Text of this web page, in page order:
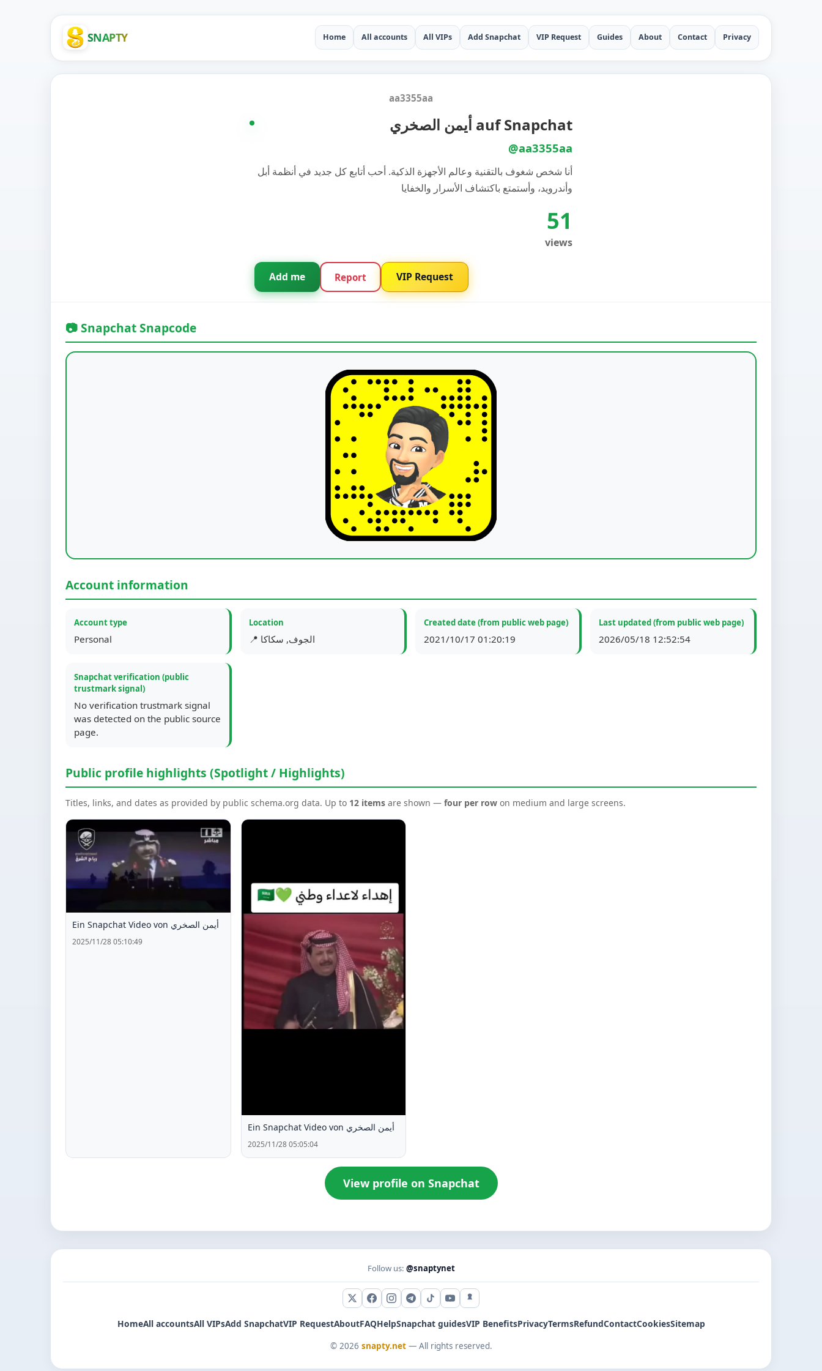
SNAPTY Home All accounts All VIPs Add Snapchat VIP Request Guides About Contact Privacy
aa3355aa
أيمن الصخري auf Snapchat
@aa3355aa
أنا شخص شغوف بالتقنية وعالم الأجهزة الذكية. أحب أتابع كل جديد في أنظمة أبل
وأندرويد، وأستمتع باكتشاف الأسرار والخفايا
51
views
Add me Report VIP Request
📷 Snapchat Snapcode
Account information
Account type
Personal
Location
📍 الجوف, سكاكا
Created date (from public web page)
2021/10/17 01:20:19
Last updated (from public web page)
2026/05/18 12:52:54
Snapchat verification (public
trustmark signal)
No verification trustmark signal
was detected on the public source
page.
Public profile highlights (Spotlight / Highlights)
Titles, links, and dates as provided by public schema.org data. Up to 12 items are shown — four per row on medium and large screens.
Ein Snapchat Video von أيمن الصخري
2025/11/28 05:10:49
Ein Snapchat Video von أيمن الصخري
2025/11/28 05:05:04
View profile on Snapchat
Follow us: @snaptynet
X (Twitter)
Facebook
Instagram
Telegram
TikTokYouTubeSnapchat
HomeAll accountsAll VIPsAdd SnapchatVIP RequestAboutFAQHelpSnapchat guidesVIP BenefitsPrivacyTermsRefundContactCookiesSitemap
© 2026 snapty.net— All rights reserved.